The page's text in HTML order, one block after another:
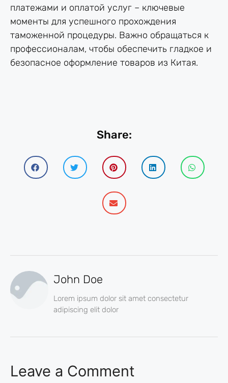
платежами и оплатой услуг – ключевые
моменты для успешного прохождения
таможенной процедуры. Важно обращаться к
профессионалам, чтобы обеспечить гладкое и
безопасное оформление товаров из Китая.
Share:
John Doe
Lorem ipsum dolor sit amet consectetur
adipiscing elit dolor
Leave a Comment